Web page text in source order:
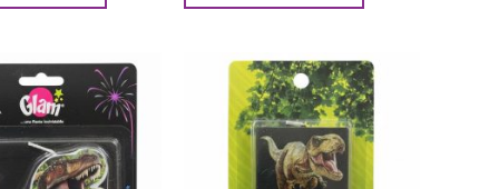
Añadir
a la
lista de
deseos
Añadir
a la
lista de